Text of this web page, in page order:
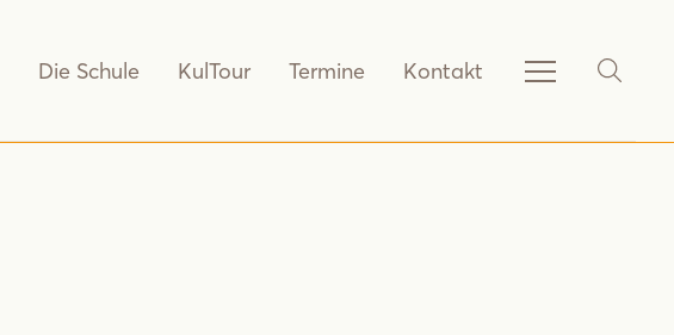
Die Schule KulTour Termine Kontakt
Service-
anzeigen